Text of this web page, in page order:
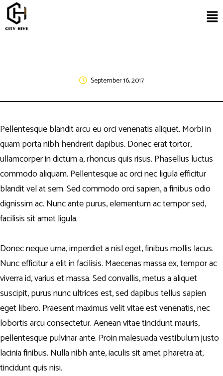
September 16, 2017
Pellentesque blandit arcu eu orci venenatis aliquet. Morbi in
quam porta nibh hendrerit dapibus. Donec erat tortor,
ullamcorper in dictum a, rhoncus quis risus. Phasellus luctus
commodo aliquam. Pellentesque ac orci nec ligula efficitur
blandit vel at sem. Sed commodo orci sapien, a finibus odio
dignissim ac. Nunc ante purus, elementum ac tempor sed,
facilisis sit amet ligula.
Donec neque urna, imperdiet a nisl eget, finibus mollis lacus.
Nunc efficitur a elit in facilisis. Maecenas massa ex, tempor ac
viverra id, varius et massa. Sed convallis, metus a aliquet
suscipit, purus nunc ultrices est, sed dapibus tellus sapien
eget libero. Praesent maximus velit vitae est venenatis, nec
lobortis arcu consectetur. Aenean vitae tincidunt mauris,
pellentesque pulvinar ante. Proin malesuada vestibulum justo
lacinia finibus. Nulla nibh ante, iaculis sit amet pharetra at,
tincidunt quis nisi.